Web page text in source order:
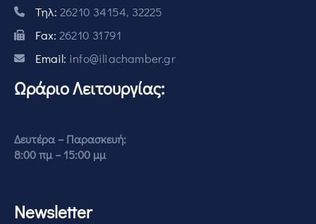
Τηλ: 26210 34154, 32225
Fax: 26210 31791
Email: info@iliachamber.gr
Ωράριο Λειτουργίας:
Δευτέρα – Παρασκευή:
8:00 πμ – 15:00 μμ
Newsletter